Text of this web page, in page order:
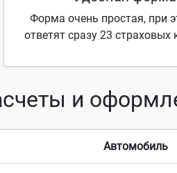
Форма очень простая, при
ответят сразу 23 страховых
и
Автомобиль